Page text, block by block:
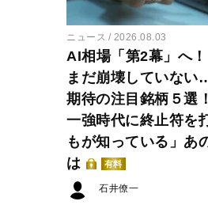
ニュース 2026.08.03
AI相場「第2幕」へ
まだ崩壊していない
期待の注目銘柄５選
一強時代に終止符を
もが知っている」あ
は
有料
石井僚一